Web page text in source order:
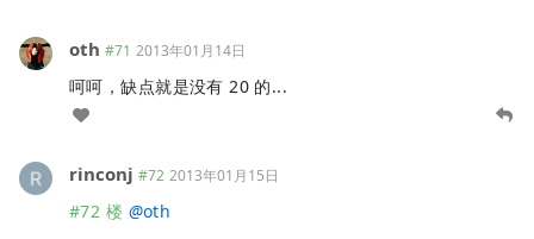
oth #71 2013年01月14日
呵呵，缺点就是没有 20 的...
rinconj #72 2013年01月15日
#72 楼 @oth